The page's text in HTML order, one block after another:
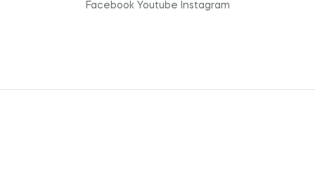
Facebook Youtube Instagram